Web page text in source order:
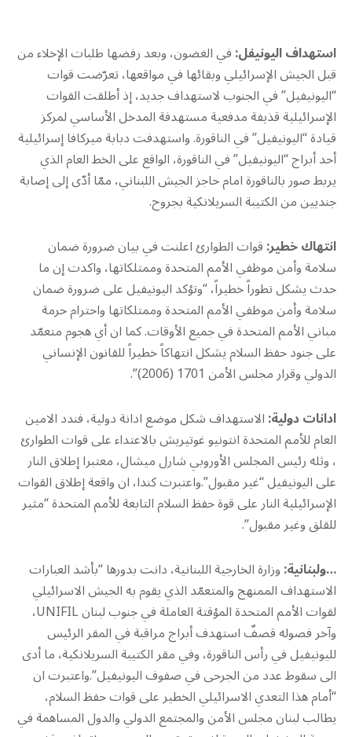
استهداف اليونيفل:في الغضون، وبعد رفضها طلبات الإخلاء من
قبل الجيش الإسرائيلي وبقائها في مواقعها، تعرّضت قوات
“اليونيفيل” في الجنوب لاستهداف جديد، إذ أطلقت القوات
الإسرائيلية قذيفة مدفعية مستهدفة المدخل الأساسي لمركز
قيادة “اليونيفيل” في الناقورة. واستهدفت دبابة ميركافا إسرائيلية
أحد أبراج “اليونيفيل” في الناقورة، الواقع على الخط العام الذي
يربط صور بالناقورة امام حاجز الجيش اللبناني، ممّا أدّى إلى إصابة
جنديين من الكتيبة السريلانكية بجروح.
انتهاك خطير:قوات الطوارئ اعلنت في بيان ضرورة ضمان
سلامة وأمن موظفي الأمم المتحدة وممتلكاتها، واكدت إن ما
حدث يشكل تطوراً خطيراً، “وتؤكد اليونيفيل على ضرورة ضمان
سلامة وأمن موظفي الأمم المتحدة وممتلكاتها واحترام حرمة
مباني الأمم المتحدة في جميع الأوقات. كما ان أي هجوم متعمّد
على جنود حفظ السلام يشكل انتهاكاً خطيراً للقانون الإنساني
الدولي وقرار مجلس الأمن 1701 (2006)”.
ادانات دولية:الاستهداف شكل موضع ادانة دولية، فندد الامين
العام للأمم المتحدة انتونيو غوتيريش بالاعتداء على قوات الطوارئ
، وثله رئيس المجلس الأوروبي شارل ميشال، معتبرا إطلاق النار
على اليونيفيل “غير مقبول”.واعتبرت كندا، ان واقعة إطلاق القوات
الإسرائيلية النار على قوة حفظ السلام التابعة للأمم المتحدة “مثير
للقلق وغير مقبول”.
…ولبنانية:وزارة الخارجية اللبنانية، دانت بدورها “بأشد العبارات
الاستهداف الممنهج والمتعمّد الذي يقوم به الجيش الاسرائيلي
لقوات الأمم المتحدة المؤقتة العاملة في جنوب لبنان UNIFIL،
وآخر فصوله قصفٌ استهدف أبراج مراقبة في المقر الرئيس
لليونيفيل في رأس الناقورة، وفي مقر الكتيبة السريلانكية، ما أدى
الى سقوط عدد من الجرحى في صفوف اليونيفيل”.واعتبرت ان
“أمام هذا التعدي الاسرائيلي الخطير على قوات حفظ السلام،
يطالب لبنان مجلس الأمن والمجتمع الدولي والدول المساهمة في